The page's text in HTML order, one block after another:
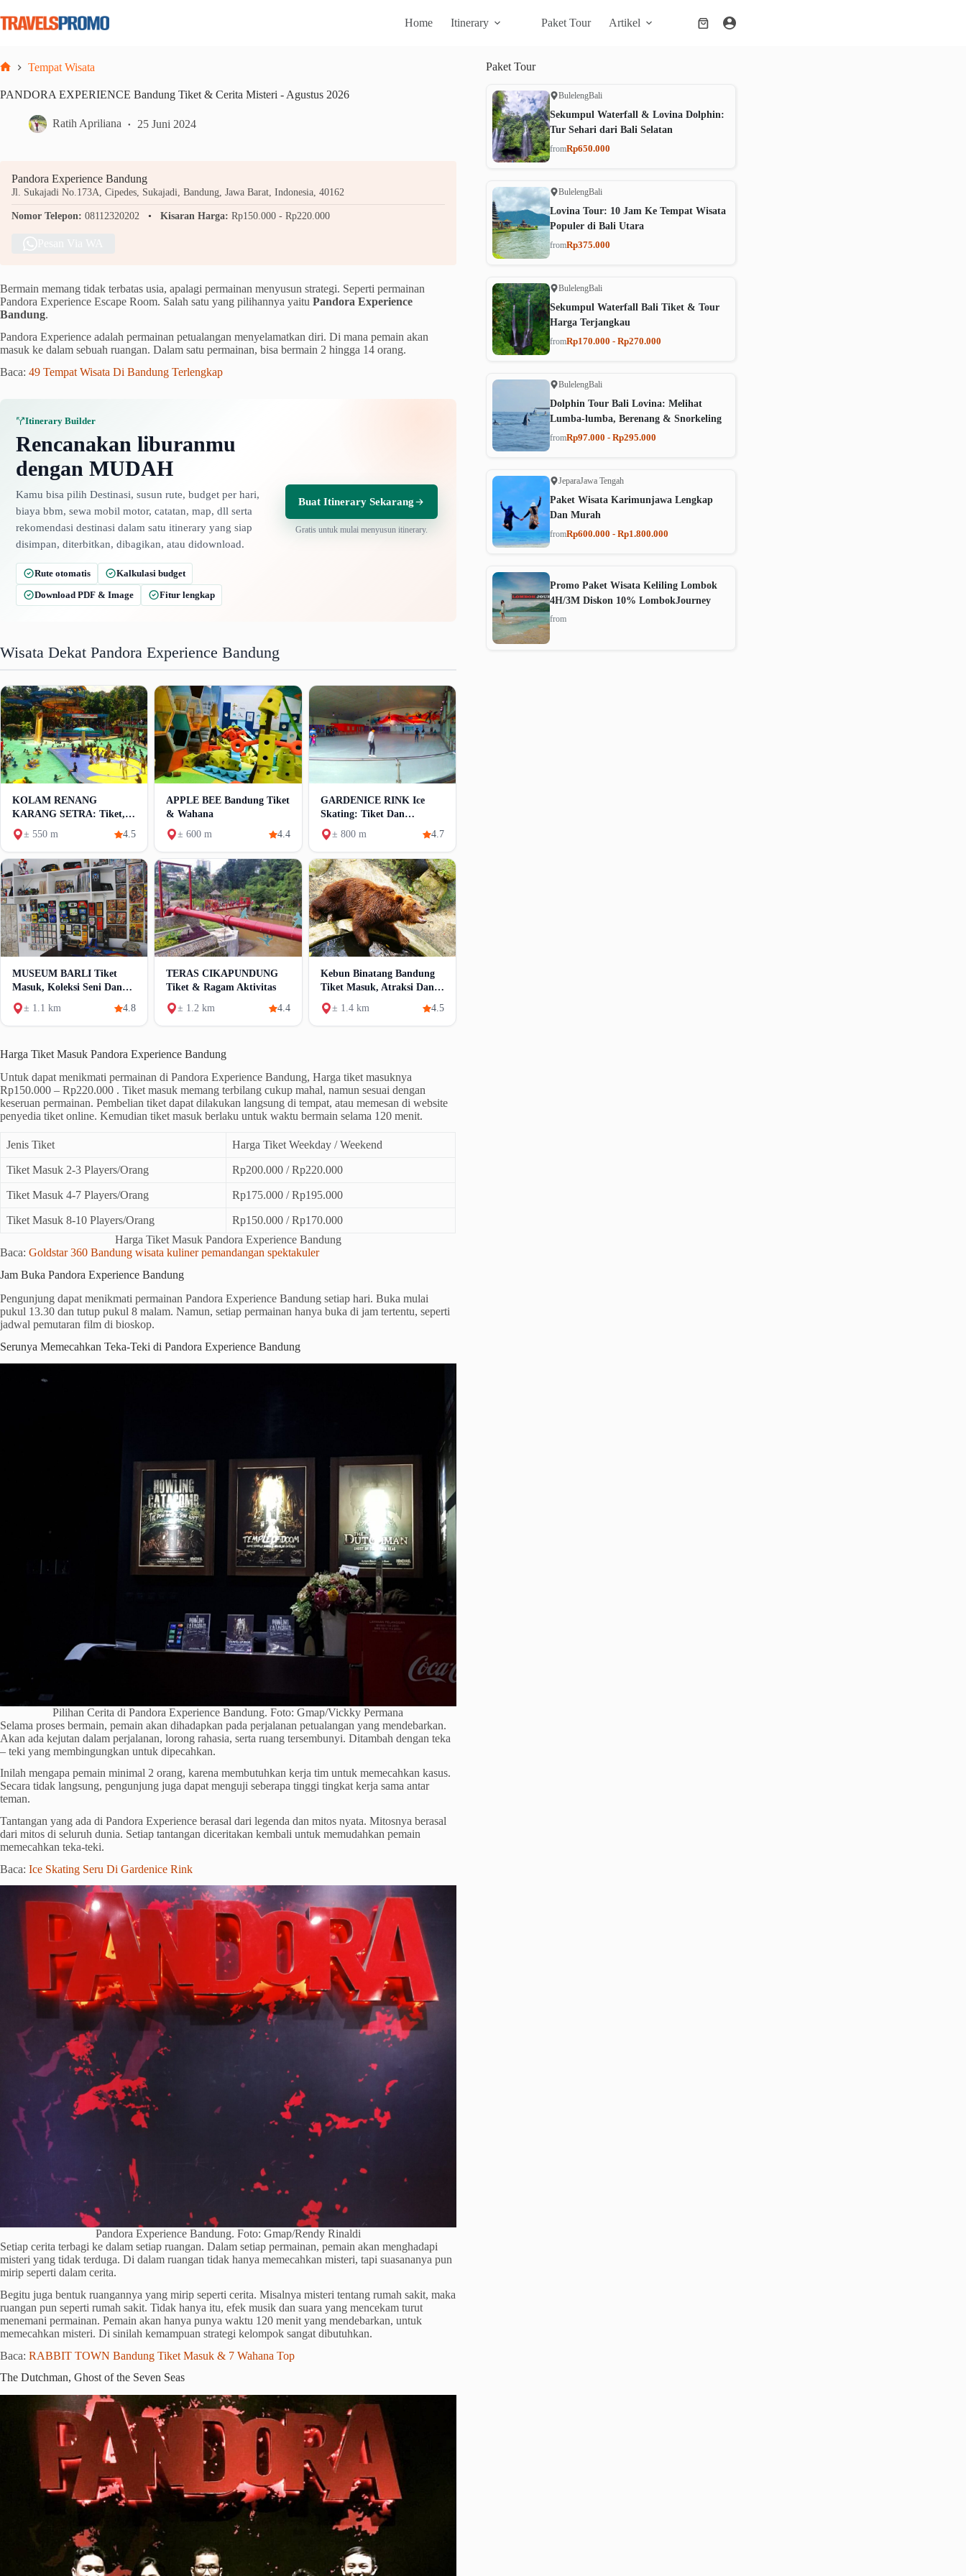
to
content
Home Itinerary Paket Tour Artikel
Shopping
Tempat Wisata
PANDORA EXPERIENCE Bandung Tiket & Cerita Misteri - Agustus 2026
Ratih Apriliana 25 Juni 2024
Pandora Experience Bandung
Jl. Sukajadi No.173A, Cipedes, Sukajadi, Bandung, Jawa Barat, Indonesia, 40162
Nomor Telepon: 08112320202 Kisaran Harga: Rp150.000 - Rp220.000
Bermain memang tidak terbatas usia, apalagi permainan menyusun strategi. Seperti permainan
Pandora Experience Escape Room. Salah satu yang pilihannya yaitu Pandora Experience
Bandung.
Pandora Experience adalah permainan petualangan menyelamatkan diri. Di mana pemain akan
masuk ke dalam sebuah ruangan. Dalam satu permainan, bisa bermain 2 hingga 14 orang.
Baca: 49 Tempat Wisata Di Bandung Terlengkap
Itinerary Builder
Rencanakan liburanmu
dengan MUDAH
Kamu bisa pilih Destinasi, susun rute, budget per hari,
biaya bbm, sewa mobil motor, catatan, map, dll serta
rekomendasi destinasi dalam satu itinerary yang siap
disimpan, diterbitkan, dibagikan, atau didownload.
Rute otomatis
Kalkulasi budget
Download PDF & Image
Fitur lengkap
Buat Itinerary Sekarang
Gratis untuk mulai menyusun itinerary.
Wisata Dekat Pandora Experience Bandung
KOLAM RENANG
KARANG SETRA: Tiket,
Wahana & Fasilitas
± 550 m 4.5
APPLE BEE Bandung Tiket
& Wahana
± 600 m
4.4
GARDENICE RINK Ice
Skating: Tiket Dan
Aktivitas
± 800 m 4.7
MUSEUM BARLI Tiket
Masuk, Koleksi Seni Dan
Fasilitas
± 1.1 km 4.8
TERAS CIKAPUNDUNG
Tiket & Ragam Aktivitas
± 1.2 km
4.4
Kebun Binatang Bandung
Tiket Masuk, Atraksi Dan
Fasilitas
± 1.4 km 4.5
Harga Tiket Masuk Pandora Experience Bandung
Untuk dapat menikmati permainan di Pandora Experience Bandung, Harga tiket masuknya
Rp150.000 – Rp220.000 . Tiket masuk memang terbilang cukup mahal, namun sesuai dengan
keseruan permainan. Pembelian tiket dapat dilakukan langsung di tempat, atau memesan di website
penyedia tiket online. Kemudian tiket masuk berlaku untuk waktu bermain selama 120 menit.
Jenis Tiket Harga Tiket Weekday / Weekend
Tiket Masuk 2-3 Players/Orang Rp200.000 / Rp220.000
Tiket Masuk 4-7 Players/Orang Rp175.000 / Rp195.000
Tiket Masuk 8-10 Players/Orang
Rp150.000 / Rp170.000
Harga Tiket Masuk Pandora Experience Bandung
Baca: Goldstar 360 Bandung wisata kuliner pemandangan spektakuler
Jam Buka Pandora Experience Bandung
Pengunjung dapat menikmati permainan Pandora Experience Bandung setiap hari. Buka mulai
pukul 13.30 dan tutup pukul 8 malam. Namun, setiap permainan hanya buka di jam tertentu, seperti
jadwal pemutaran film di bioskop.
Serunya Memecahkan Teka-Teki di Pandora Experience Bandung
Pilihan Cerita di Pandora Experience Bandung. Foto: Gmap/Vickky Permana
Selama proses bermain, pemain akan dihadapkan pada perjalanan petualangan yang mendebarkan.
Akan ada kejutan dalam perjalanan, lorong rahasia, serta ruang tersembunyi. Ditambah dengan teka
– teki yang membingungkan untuk dipecahkan.
Inilah mengapa pemain minimal 2 orang, karena membutuhkan kerja tim untuk memecahkan kasus.
Secara tidak langsung, pengunjung juga dapat menguji seberapa tinggi tingkat kerja sama antar
teman.
Tantangan yang ada di Pandora Experience berasal dari legenda dan mitos nyata. Mitosnya berasal
dari mitos di seluruh dunia. Setiap tantangan diceritakan kembali untuk memudahkan pemain
memecahkan teka-teki.
Baca: Ice Skating Seru Di Gardenice Rink
Pandora Experience Bandung. Foto: Gmap/Rendy Rinaldi
Setiap cerita terbagi ke dalam setiap ruangan. Dalam setiap permainan, pemain akan menghadapi
misteri yang tidak terduga. Di dalam ruangan tidak hanya memecahkan misteri, tapi suasananya pun
mirip seperti dalam cerita.
Begitu juga bentuk ruangannya yang mirip seperti cerita. Misalnya misteri tentang rumah sakit, maka
ruangan pun seperti rumah sakit. Tidak hanya itu, efek musik dan suara yang mencekam turut
menemani permainan. Pemain akan hanya punya waktu 120 menit yang mendebarkan, untuk
memecahkan misteri. Di sinilah kemampuan strategi kelompok sangat dibutuhkan.
Baca: RABBIT TOWN Bandung Tiket Masuk & 7 Wahana Top
The Dutchman, Ghost of the Seven Seas
Paket Tour
BulelengBali
Sekumpul Waterfall & Lovina Dolphin:
Tur Sehari dari Bali Selatan
fromRp650.000
BulelengBali
Lovina Tour: 10 Jam Ke Tempat Wisata
Populer di Bali Utara
fromRp375.000
BulelengBali
Sekumpul Waterfall Bali Tiket & Tour
Harga Terjangkau
fromRp170.000 - Rp270.000
BulelengBali
Dolphin Tour Bali Lovina: Melihat
Lumba-lumba, Berenang & Snorkeling
fromRp97.000 - Rp295.000
JeparaJawa Tengah
Paket Wisata Karimunjawa Lengkap
Dan Murah
fromRp600.000 - Rp1.800.000
Promo Paket Wisata Keliling Lombok
4H/3M Diskon 10% LombokJourney
from